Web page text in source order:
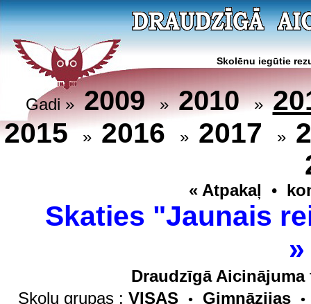
Skolēnu iegūtie
Gadi »2009 »2010 »
2015
» 2016 » 2017 »
« Atpakaļ •
Skaties "Jaunais
Draudzīgā
Skolu grupas : VISAS • Ģimnāzijas •